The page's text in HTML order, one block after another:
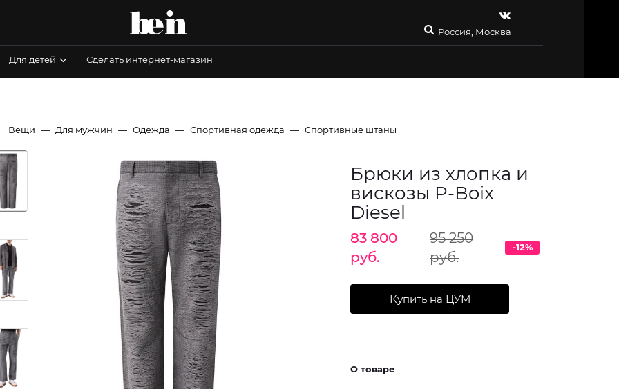
Россия, Москва
Для детей Сделать интернет-магазин
Вещи Для мужчин Одежда Спортивная одежда Спортивные штаны
Брюки из хлопка и
вискозы P-Boix
Diesel
83 800
руб.
95 250
руб.
-12%
Купить на ЦУМ
О товаре